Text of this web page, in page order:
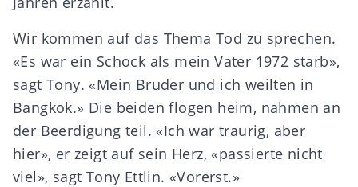
Wir kommen auf das Thema Tod zu sprechen.
«Es war ein Schock als mein Vater 1972 starb»,
sagt Tony. «Mein Bruder und ich weilten in
Bangkok.» Die beiden flogen heim, nahmen an
der Beerdigung teil. «Ich war traurig, aber
hier», er zeigt auf sein Herz, «passierte nicht
viel», sagt Tony Ettlin. «Vorerst.»